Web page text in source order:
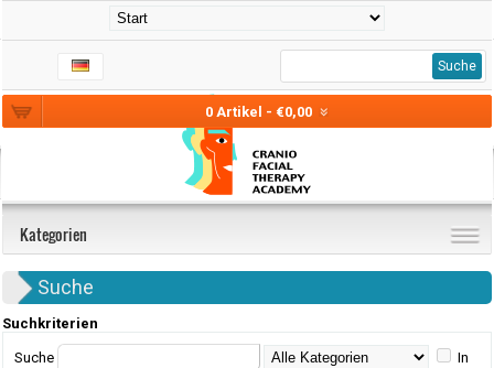
0 Artikel - €0,00
Suche
Kategorien
Suche
Suchkriterien
Suche
In